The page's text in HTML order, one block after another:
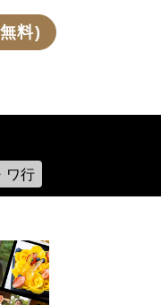
料)
ワ行